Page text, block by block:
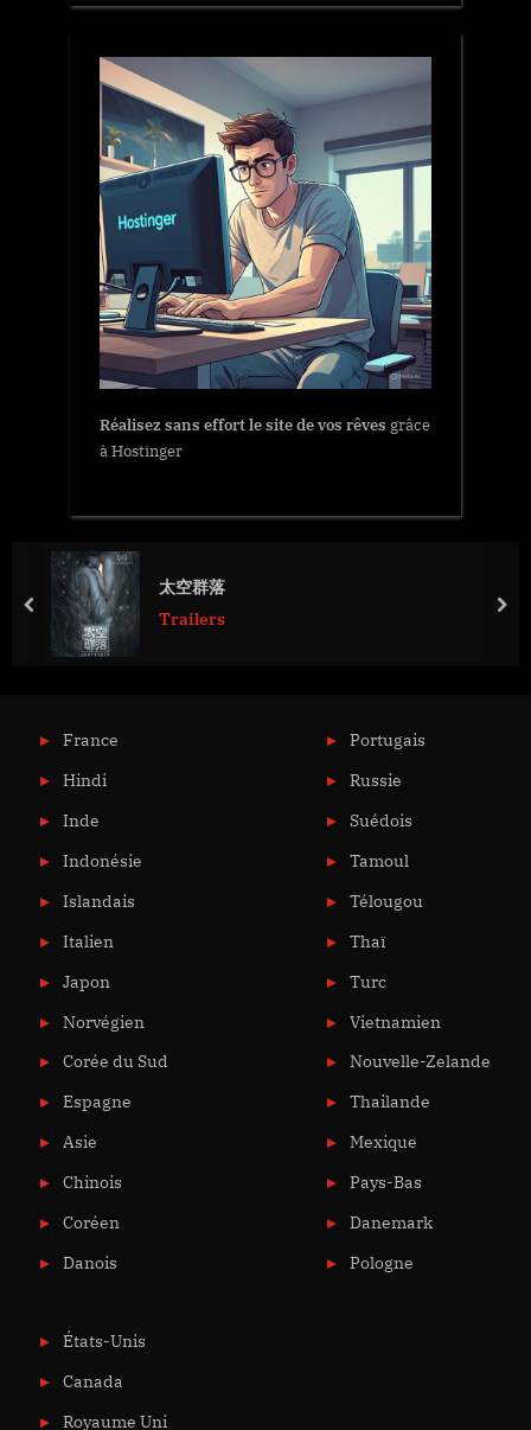
Réalisez sans effort le site de vos rêves grâce
à Hostinger
太空群落
Trailers
prev
France
Hindi
Inde
Indonésie
Islandais
Italien
Japon
Norvégien
Corée du Sud
Espagne
Asie
Chinois
Coréen
Danois
Portugais
Russie
Suédois
Tamoul
Télougou
Thaï
Turc
Vietnamien
Nouvelle-Zelande
Thailande
Mexique
Pays-Bas
Danemark
Pologne
États-Unis
Canada
Royaume Uni